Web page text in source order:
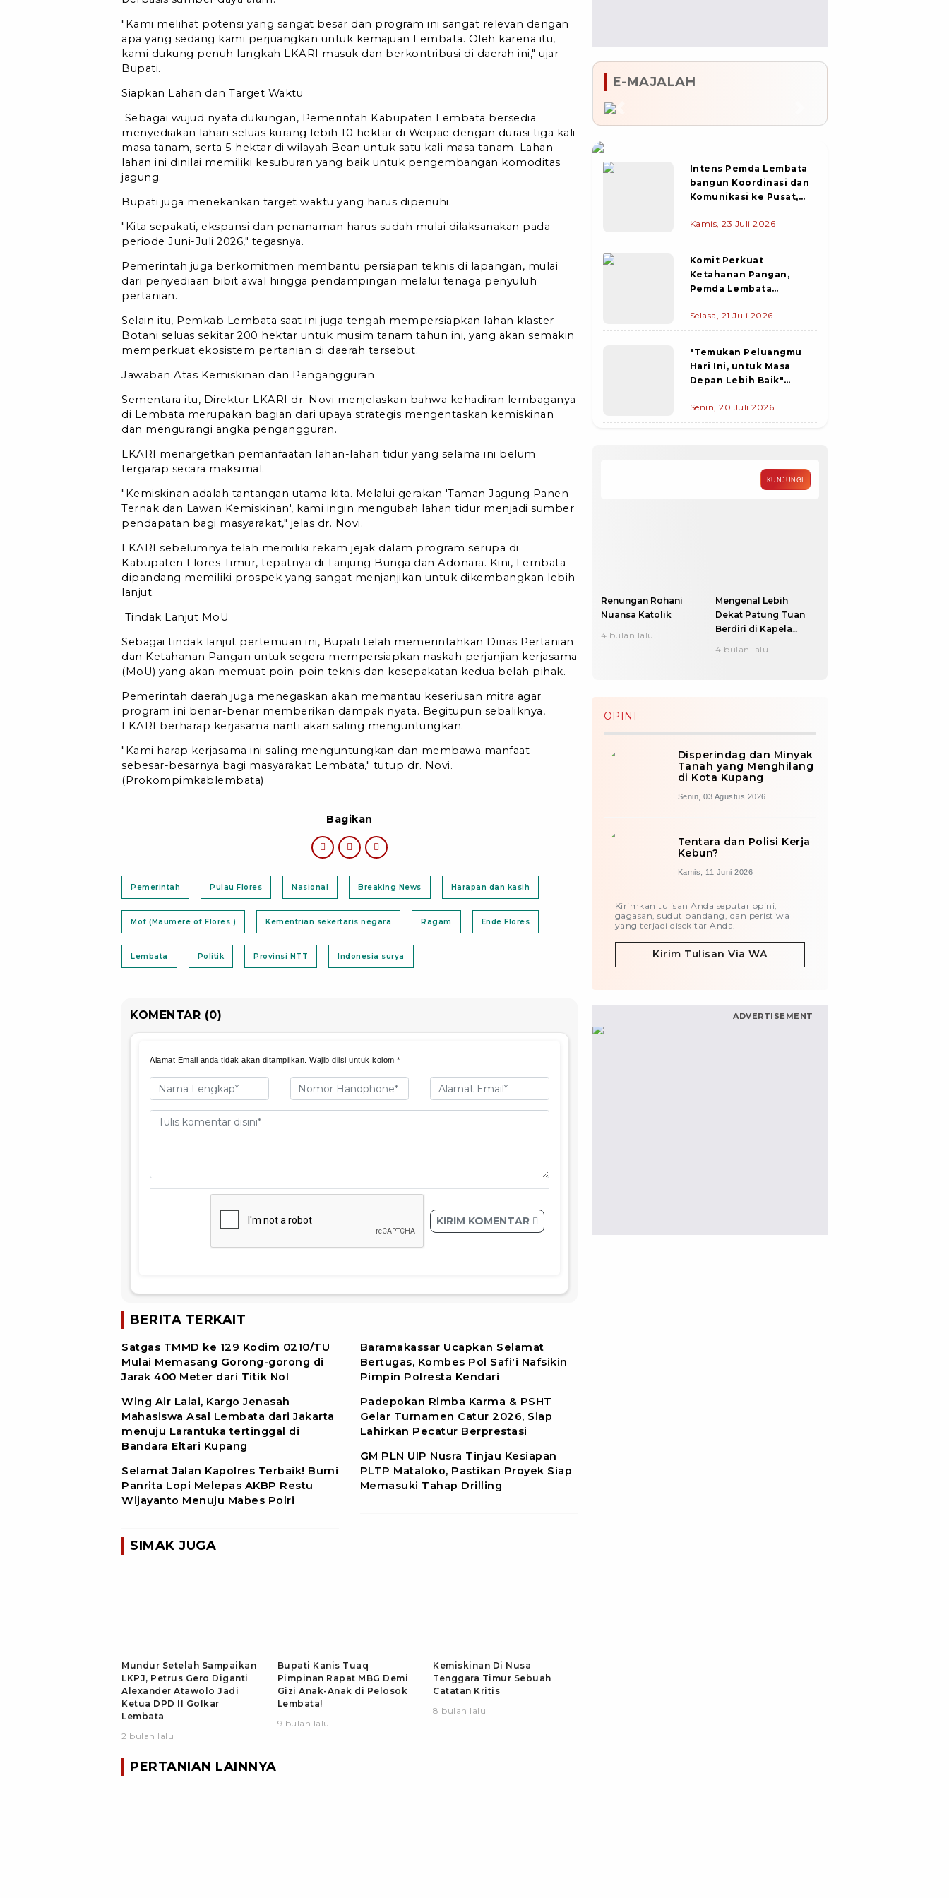
"Kami melihat potensi yang sangat besar dan program ini sangat relevan dengan
apa yang sedang kami perjuangkan untuk kemajuan Lembata. Oleh karena itu,
kami dukung penuh langkah LKARI masuk dan berkontribusi di daerah ini," ujar
Bupati.
Siapkan Lahan dan Target Waktu
Sebagai wujud nyata dukungan, Pemerintah Kabupaten Lembata bersedia
menyediakan lahan seluas kurang lebih 10 hektar di Weipae dengan durasi tiga kali
masa tanam, serta 5 hektar di wilayah Bean untuk satu kali masa tanam. Lahan-
lahan ini dinilai memiliki kesuburan yang baik untuk pengembangan komoditas
jagung.
Bupati juga menekankan target waktu yang harus dipenuhi.
"Kita sepakati, ekspansi dan penanaman harus sudah mulai dilaksanakan pada
periode Juni-Juli 2026," tegasnya.
Pemerintah juga berkomitmen membantu persiapan teknis di lapangan, mulai
dari penyediaan bibit awal hingga pendampingan melalui tenaga penyuluh
pertanian.
Selain itu, Pemkab Lembata saat ini juga tengah mempersiapkan lahan klaster
Botani seluas sekitar 200 hektar untuk musim tanam tahun ini, yang akan semakin
memperkuat ekosistem pertanian di daerah tersebut.
Jawaban Atas Kemiskinan dan Pengangguran
Sementara itu, Direktur LKARI dr. Novi menjelaskan bahwa kehadiran lembaganya
di Lembata merupakan bagian dari upaya strategis mengentaskan kemiskinan
dan mengurangi angka pengangguran.
LKARI menargetkan pemanfaatan lahan-lahan tidur yang selama ini belum
tergarap secara maksimal.
"Kemiskinan adalah tantangan utama kita. Melalui gerakan 'Taman Jagung Panen
Ternak dan Lawan Kemiskinan', kami ingin mengubah lahan tidur menjadi sumber
pendapatan bagi masyarakat," jelas dr. Novi.
LKARI sebelumnya telah memiliki rekam jejak dalam program serupa di
Kabupaten Flores Timur, tepatnya di Tanjung Bunga dan Adonara. Kini, Lembata
dipandang memiliki prospek yang sangat menjanjikan untuk dikembangkan lebih
lanjut.
Tindak Lanjut MoU
Sebagai tindak lanjut pertemuan ini, Bupati telah memerintahkan Dinas Pertanian
dan Ketahanan Pangan untuk segera mempersiapkan naskah perjanjian kerjasama
(MoU) yang akan memuat poin-poin teknis dan kesepakatan kedua belah pihak.
Pemerintah daerah juga menegaskan akan memantau keseriusan mitra agar
program ini benar-benar memberikan dampak nyata. Begitupun sebaliknya,
LKARI berharap kerjasama nanti akan saling menguntungkan.
"Kami harap kerjasama ini saling menguntungkan dan membawa manfaat
sebesar-besarnya bagi masyarakat Lembata," tutup dr. Novi.
(Prokompimkablembata)
Bagikan
Pemerintah Pulau Flores Nasional Breaking News Harapan dan kasih
Mof (Maumere of Flores ) Kementrian sekertaris negara Ragam Ende Flores
Lembata Politik Provinsi NTT Indonesia surya
KOMENTAR (0)
Alamat Email anda tidak akan ditampilkan. Wajib diisi untuk kolom *
KIRIM KOMENTAR
BERITA TERKAIT
Satgas TMMD ke 129 Kodim 0210/TU
Mulai Memasang Gorong-gorong di
Jarak 400 Meter dari Titik Nol
Wing Air Lalai, Kargo Jenasah
Mahasiswa Asal Lembata dari Jakarta
menuju Larantuka tertinggal di
Bandara Eltari Kupang
Selamat Jalan Kapolres Terbaik! Bumi
Panrita Lopi Melepas AKBP Restu
Wijayanto Menuju Mabes Polri
Baramakassar Ucapkan Selamat
Bertugas, Kombes Pol Safi'i Nafsikin
Pimpin Polresta Kendari
Padepokan Rimba Karma & PSHT
Gelar Turnamen Catur 2026, Siap
Lahirkan Pecatur Berprestasi
GM PLN UIP Nusra Tinjau Kesiapan
PLTP Mataloko, Pastikan Proyek Siap
Memasuki Tahap Drilling
SIMAK JUGA
Mundur Setelah Sampaikan
LKPJ, Petrus Gero Diganti
Alexander Atawolo Jadi
Ketua DPD II Golkar
Lembata
2 bulan lalu
Bupati Kanis Tuaq
Pimpinan Rapat MBG Demi
Gizi Anak-Anak di Pelosok
Lembata!
9 bulan lalu
Kemiskinan Di Nusa
Tenggara Timur Sebuah
Catatan Kritis
8 bulan lalu
PERTANIAN LAINNYA
E-MAJALAH
Intens Pemda Lembata
bangun Koordinasi dan
Komunikasi ke Pusat,
Konstruksi Pelabuhan
Waijarang Tiba di
Kamis, 23 Juli 2026
Komit Perkuat
Ketahanan Pangan,
Pemda Lembata
dan Minyak Goreng ke
Desa
Selasa, 21 Juli 2026
"Temukan Peluangmu
Hari Ini, untuk Masa
Depan Lebih Baik"
Disnakertrans Provinsi
NTT Gelar Job Fair 2026
Senin, 20 Juli 2026
KUNJUNGI
Renungan Rohani
Nuansa Katolik
4 bulan lalu
Mengenal Lebih
Dekat Patung Tuan
Berdiri di Kapela
4 bulan lalu
OPINI
Disperindag dan Minyak
Tanah yang Menghilang
di Kota Kupang
Senin, 03 Agustus 2026
Tentara dan Polisi Kerja
Kebun?
Kamis, 11 Juni 2026
Kirimkan tulisan Anda seputar opini,
gagasan, sudut pandang, dan peristiwa
yang terjadi disekitar Anda.
Kirim Tulisan Via WA
ADVERTISEMENT